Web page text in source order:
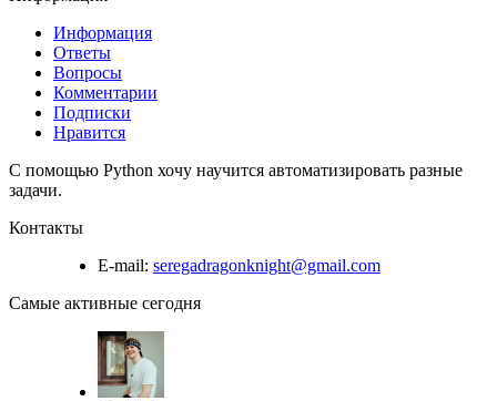
Информация
Ответы
Вопросы
Комментарии
Подписки
Нравится
C помощью Python хочу научится автоматизировать разные
задачи.
Контакты
E-mail: seregadragonknight@gmail.com
Самые активные сегодня